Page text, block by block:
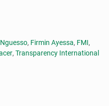
, Firmin Ayessa, FMI,
, Transparency International